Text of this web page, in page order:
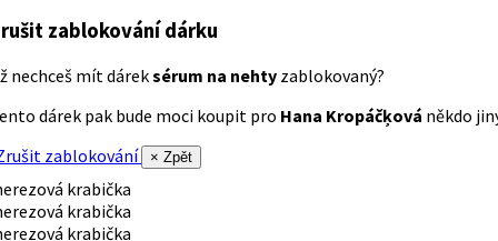
zablokování dárku
nechceš mít dáreksérum na nehty zablokovaný?
dárek pak bude moci koupit pro Hana Kropáčķová někdo
zablokování
× Zpět